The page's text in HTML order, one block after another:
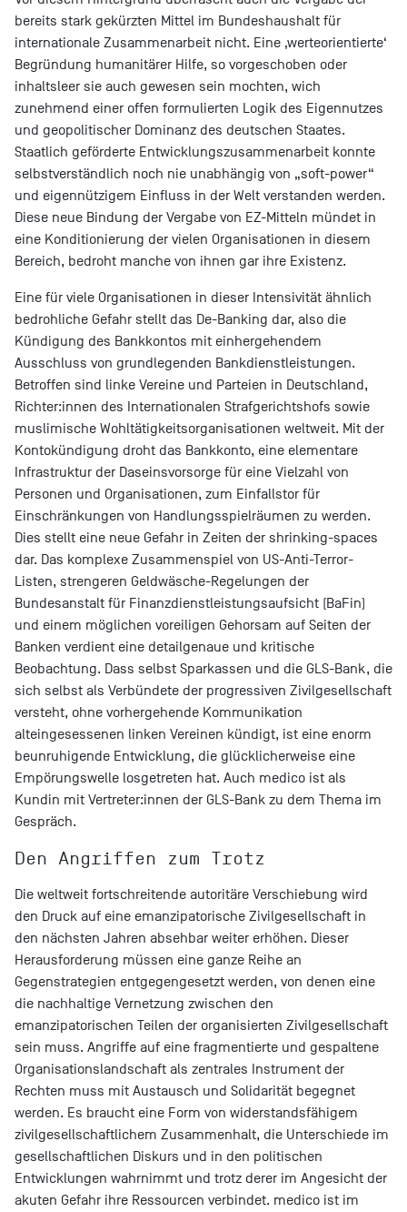
bereits stark gekürzten Mittel im Bundeshaushalt für
internationale Zusammenarbeit nicht. Eine ‚werteorientierte‘
Begründung humanitärer Hilfe, so vorgeschoben oder
inhaltsleer sie auch gewesen sein mochten, wich
zunehmend einer offen formulierten Logik des Eigennutzes
und geopolitischer Dominanz des deutschen Staates.
Staatlich geförderte Entwicklungszusammenarbeit konnte
selbstverständlich noch nie unabhängig von „soft-power“
und eigennützigem Einfluss in der Welt verstanden werden.
Diese neue Bindung der Vergabe von EZ-Mitteln mündet in
eine Konditionierung der vielen Organisationen in diesem
Bereich, bedroht manche von ihnen gar ihre Existenz.
Eine für viele Organisationen in dieser Intensivität ähnlich
bedrohliche Gefahr stellt das De-Banking dar, also die
Kündigung des Bankkontos mit einhergehendem
Ausschluss von grundlegenden Bankdienstleistungen.
Betroffen sind linke Vereine und Parteien in Deutschland,
Richter:innen des Internationalen Strafgerichtshofs sowie
muslimische Wohltätigkeitsorganisationen weltweit. Mit der
Kontokündigung droht das Bankkonto, eine elementare
Infrastruktur der Daseinsvorsorge für eine Vielzahl von
Personen und Organisationen, zum Einfallstor für
Einschränkungen von Handlungsspielräumen zu werden.
Dies stellt eine neue Gefahr in Zeiten der shrinking-spaces
dar. Das komplexe Zusammenspiel von US-Anti-Terror-
Listen, strengeren Geldwäsche-Regelungen der
Bundesanstalt für Finanzdienstleistungsaufsicht (BaFin)
und einem möglichen voreiligen Gehorsam auf Seiten der
Banken verdient eine detailgenaue und kritische
Beobachtung. Dass selbst Sparkassen und die GLS-Bank, die
sich selbst als Verbündete der progressiven Zivilgesellschaft
versteht, ohne vorhergehende Kommunikation
alteingesessenen linken Vereinen kündigt, ist eine enorm
beunruhigende Entwicklung, die glücklicherweise eine
Empörungswelle losgetreten hat. Auch medico ist als
Kundin mit Vertreter:innen der GLS-Bank zu dem Thema im
Gespräch.
Den Angriffen zum Trotz
Die weltweit fortschreitende autoritäre Verschiebung wird
den Druck auf eine emanzipatorische Zivilgesellschaft in
den nächsten Jahren absehbar weiter erhöhen. Dieser
Herausforderung müssen eine ganze Reihe an
Gegenstrategien entgegengesetzt werden, von denen eine
die nachhaltige Vernetzung zwischen den
emanzipatorischen Teilen der organisierten Zivilgesellschaft
sein muss. Angriffe auf eine fragmentierte und gespaltene
Organisationslandschaft als zentrales Instrument der
Rechten muss mit Austausch und Solidarität begegnet
werden. Es braucht eine Form von widerstandsfähigem
zivilgesellschaftlichem Zusammenhalt, die Unterschiede im
gesellschaftlichen Diskurs und in den politischen
Entwicklungen wahrnimmt und trotz derer im Angesicht der
akuten Gefahr ihre Ressourcen verbindet. medico ist im